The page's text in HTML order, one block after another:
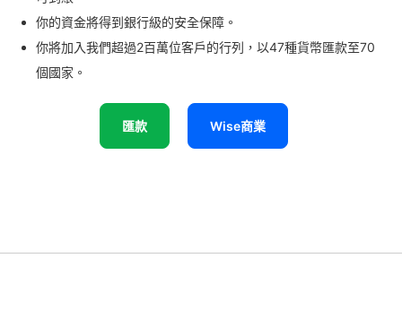
你的資金將得到銀行級的安全保障。
你將加入我們超過2百萬位客戶的行列，以47種貨幣匯款至70
個國家。
匯款 Wise商業